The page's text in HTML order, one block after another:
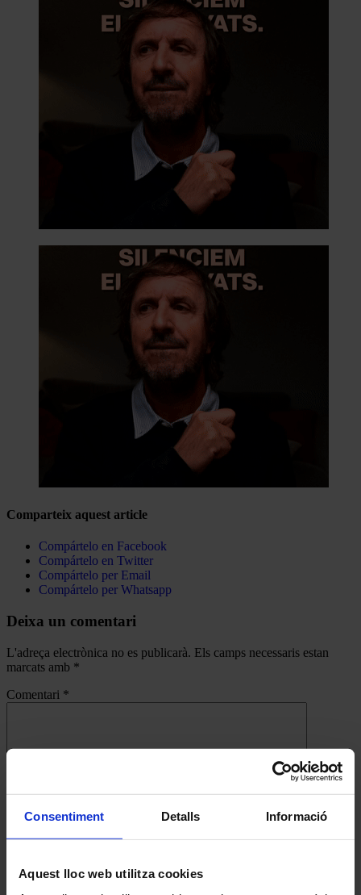
Consentiment Detalls Informació
Aquest lloc web utilitza cookies
Comparteix aquest article
Compártelo en Facebook
Compártelo en Twitter
Compártelo per Email
Compártelo per Whatsapp
Deixa un comentari
L'adreça electrònica no es publicarà. Els camps necessaris estan
marcats amb *
Comentari *